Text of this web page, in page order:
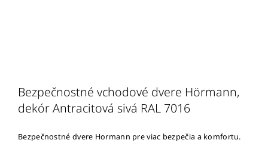
Bezpečnostné vchodové dvere Hörmann,
dekór Antracitová sivá RAL 7016
Bezpečnostné dvere Hormann pre viac bezpečia a komfortu.